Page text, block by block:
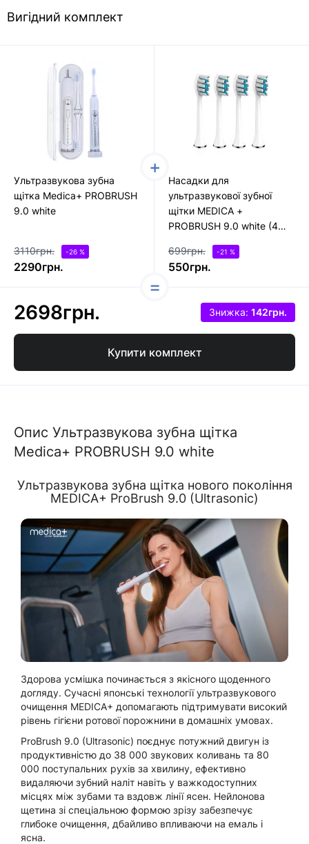
Вигідний комплект
Ультразвукова зубна
щітка Medica+ PROBRUSH
9.0 white
3110грн. -26 %
2290грн.
Насадки для
ультразвукової зубної
щітки MEDICA +
PROBRUSH 9.0 white (4
699грн.
-21 %
550грн.
2698грн. Знижка: 142грн.
Купити комплект
Опис Ультразвукова зубна щітка
Medica+ PROBRUSH 9.0 white
Ультразвукова зубна щітка нового покоління
MEDICA+ ProBrush 9.0 (Ultrasonic)
Здорова усмішка починається з якісного щоденного
догляду. Сучасні японські технології ультразвукового
очищення MEDICA+ допомагають підтримувати високий
рівень гігієни ротової порожнини в домашніх умовах.
ProBrush 9.0 (Ultrasonic) поєднує потужний двигун із
продуктивністю до 38 000 звукових коливань та 80
000 поступальних рухів за хвилину, ефективно
видаляючи зубний наліт навіть у важкодоступних
місцях між зубами та вздовж лінії ясен. Нейлонова
щетина зі спеціальною формою зрізу забезпечує
глибоке очищення, дбайливо впливаючи на емаль і
ясна.